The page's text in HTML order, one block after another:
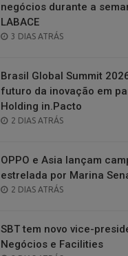
negócios durante a
LABACE
POSTED
3 DIAS ATRÁS
Brasil Global Summit
futuro da inovação em
Holding in.Pacto
POSTED
2 DIAS ATRÁS
OPPO e Asia lançam
estrelada por Marina
POSTED
2 DIAS ATRÁS
SBT tem novo vice-
Negócios e Facilities